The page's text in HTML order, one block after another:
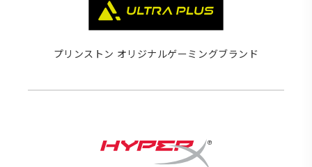
プリンストン オリジナルゲーミングブランド